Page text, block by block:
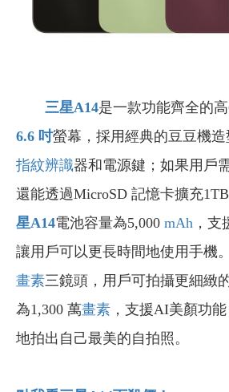
三星A14是一款功能齊全的
6.6 吋螢幕，採用經典的豆豆機
指紋辨識器和電源鍵；如果用戶
還能透過MicroSD 記憶卡擴充1TB
星A14電池容量為5,000 mAh ，支
讓用戶可以更長時間地使用手機
畫素三鏡頭，用戶可拍攝更細緻
為1,300 萬畫素 ，支援AI美顏功
地拍出自己最美的自拍照。